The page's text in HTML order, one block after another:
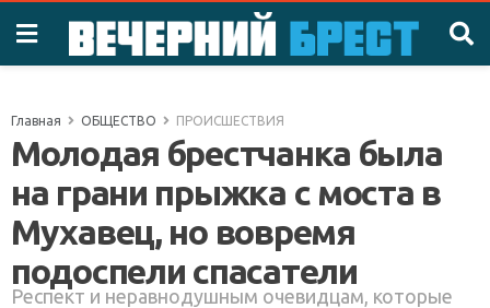
Главная ОБЩЕСТВО ПРОИСШЕСТВИЯ
Молодая брестчанка была
на грани прыжка с моста в
Мухавец, но вовремя
подоспели спасатели
Респект и неравнодушным очевидцам, которые